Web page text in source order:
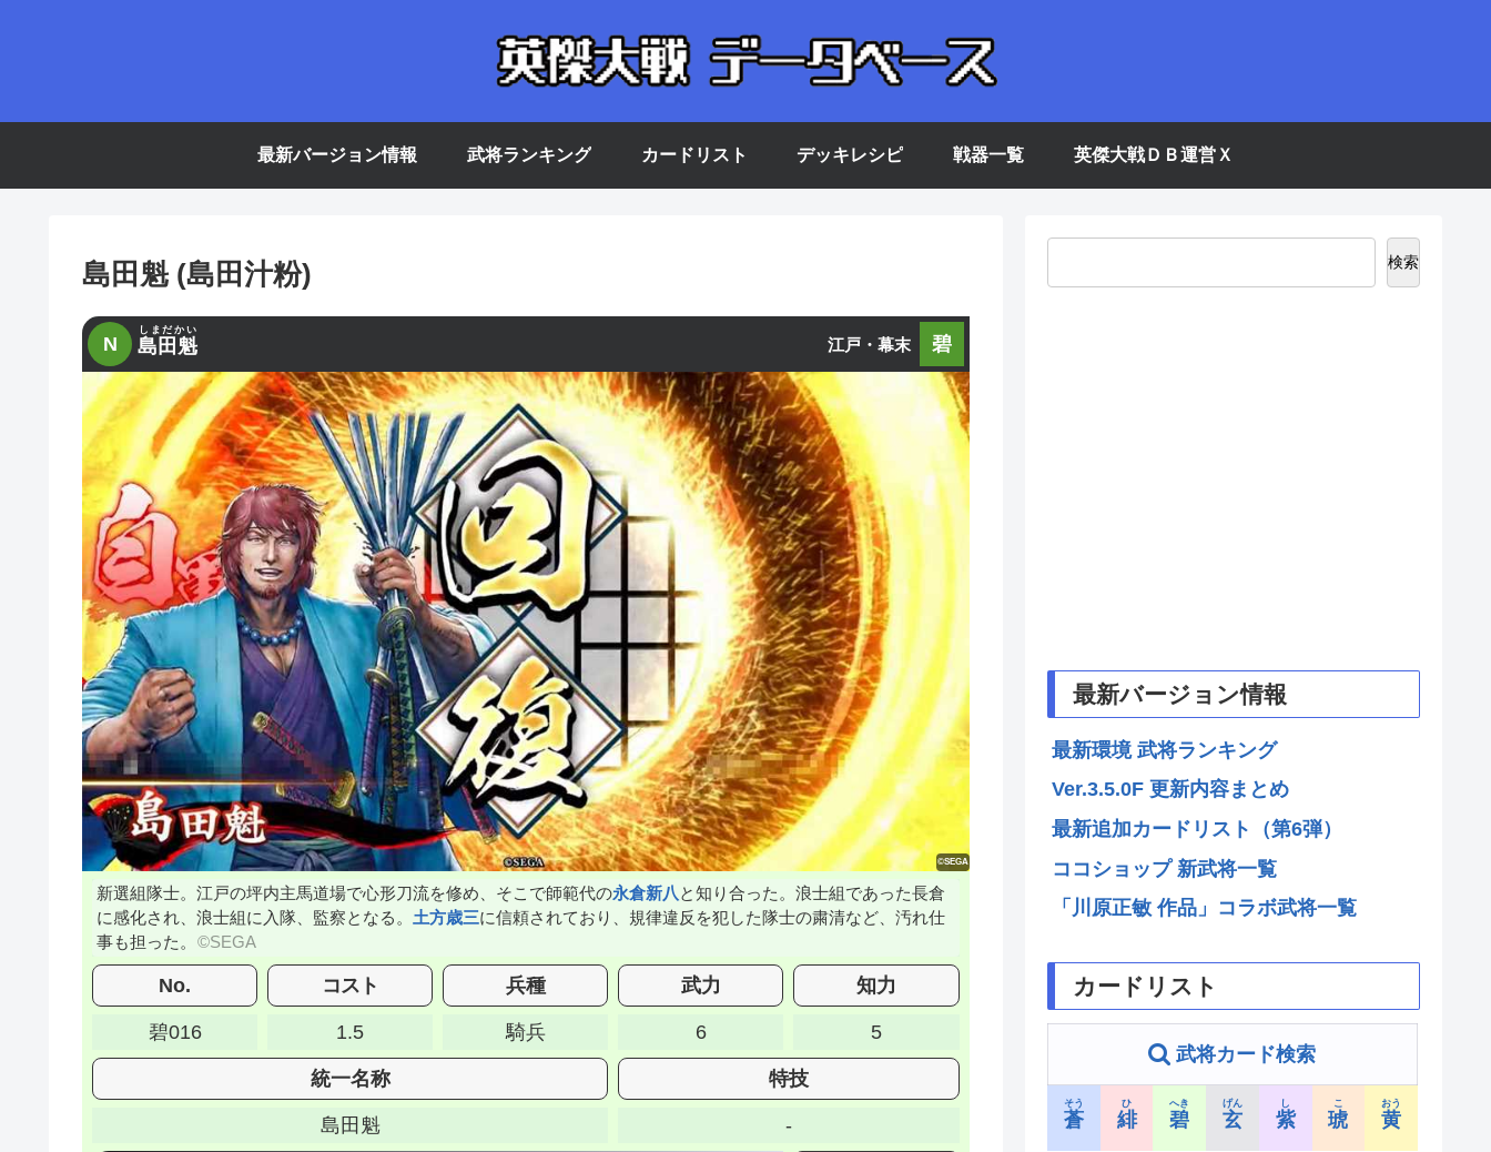
最新バージョン情報 武将ランキング カードリスト デッキレシピ 戦器一覧 英傑大戦ＤＢ運営Ｘ
島田魁 (島田汁粉)
N 島田魁
しまだかい
江戸・幕末 碧
新選組隊士。江戸の坪内主馬道場で心形刀流を修め、そこで師範代の永倉新八 と知り合った。浪士組であった長倉
に感化され、浪士組に入隊、監察となる。 土方歳三に信頼されており、規律違反を犯した隊士の粛清など、汚れ仕
事も担った。
No. コスト 兵種 武力 知力
碧016 1.5 騎兵 6 5
統一名称 特技
島田魁 -
検索
最新バージョン情報
最新環境 武将ランキング
Ver.3.5.0F 更新内容まとめ
最新追加カードリスト（第6弾）
ココショップ 新武将一覧
「川原正敏 作品」コラボ武将一覧
カードリスト
武将カード検索
蒼
そう
緋
ひ
碧
へき
玄
げん
紫
し
琥
こ
黄
おう